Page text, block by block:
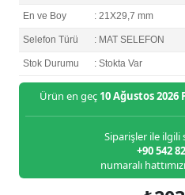
En ve Boy : 21X29,7 mm
Selefon Türü : MAT SELEFON
Stok Durumu : Stokta Var
Ürün en geç 10 Ağustos 2026
Siparişler ile ilgili
+90 542
numaralı